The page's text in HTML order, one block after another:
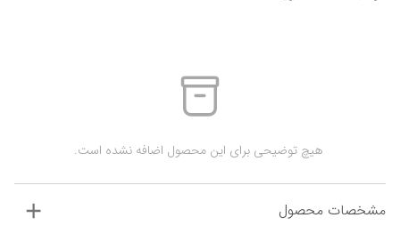
مشخصات محصول